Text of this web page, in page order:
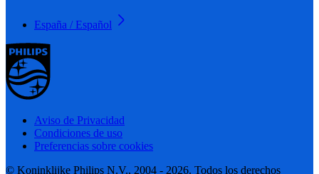
España / Español
Aviso de Privacidad
Condiciones de uso
Preferencias sobre cookies
© Koninklijke Philips N.V., 2004 - 2026. Todos los derechos